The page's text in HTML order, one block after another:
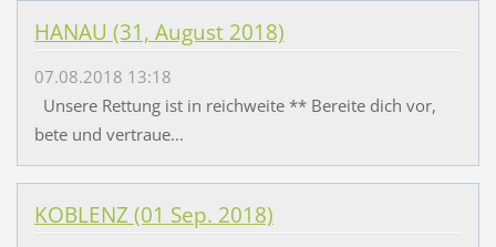
HANAU (31, August 2018)
07.08.2018 13:18
Unsere Rettung ist in reichweite ** Bereite dich vor,
bete und vertraue...
KOBLENZ (01 Sep. 2018)